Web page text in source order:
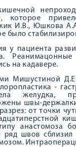
которое
И.В., Юшкова
было
у пациента
на кадавере.
Мишустиной
-
желудка,
швы-
от точки
анастомоза
швов сблизил